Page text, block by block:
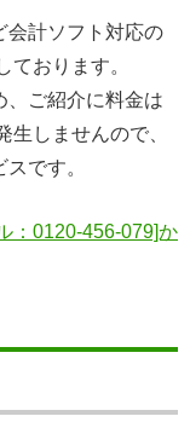
会計ソフト対応の
おります。
、ご紹介に料金は
しませんので、
です。
：0120-456-079]か